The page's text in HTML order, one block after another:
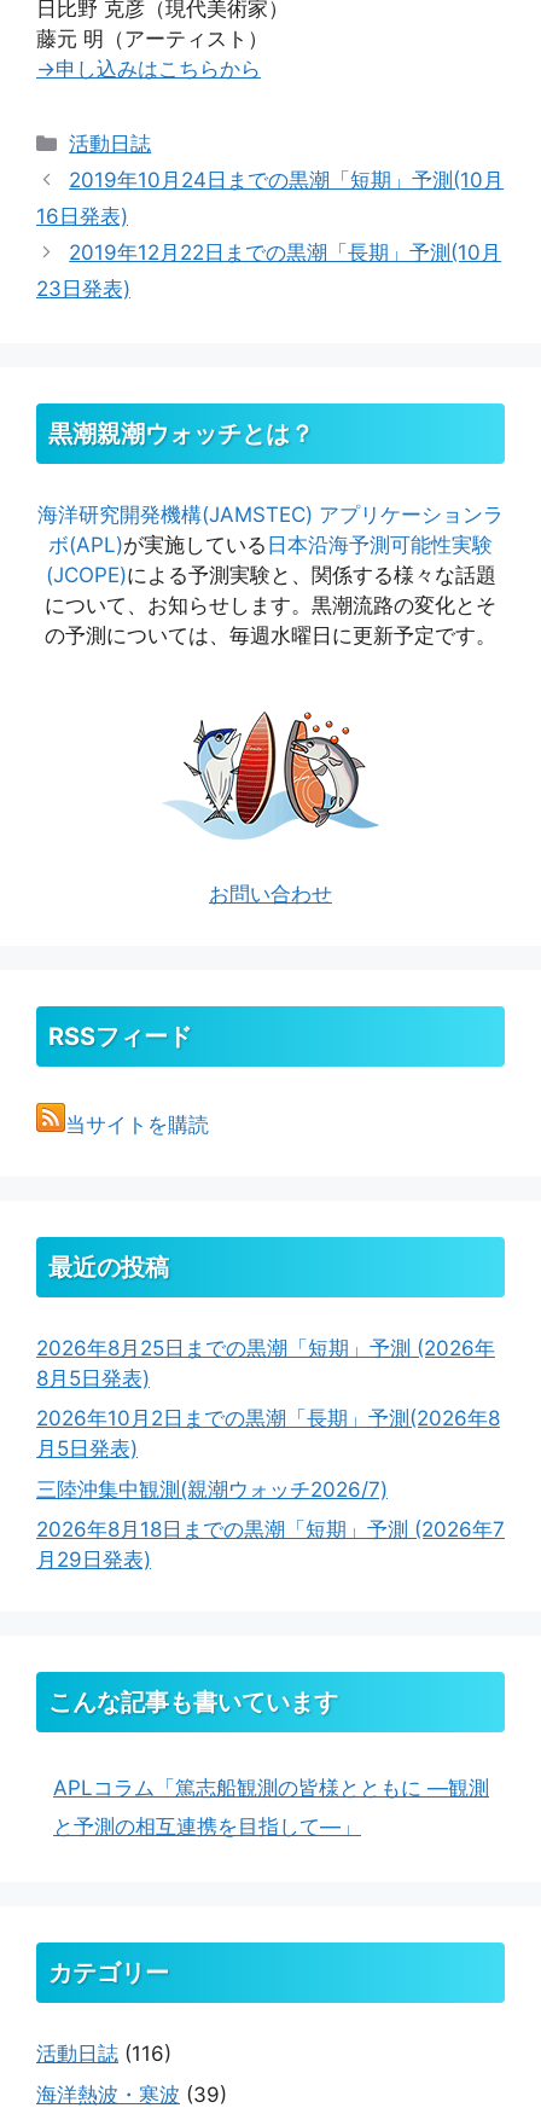
日比野 克彦（現代美術家）
藤元 明（アーティスト）
→申し込みはこちらから
カ
テ
リ
ー
活動日誌
2019年10月24日までの黒潮「短期」予測(10月
16日発表)
2019年12月22日までの黒潮「長期」予測(10月
23日発表)
黒潮親潮ウォッチとは？
海洋研究開発機構(JAMSTEC) アプリケーションラ
ボ(APL)が実施している 日本沿海予測可能性実験
(JCOPE)による予測実験と、関係する様々な話題
について、お知らせします。黒潮流路の変化とそ
の予測については、毎週水曜日に更新予定です。
お問い合わせ
RSSフィード
当サイトを購読
最近の投稿
2026年8月25日までの黒潮「短期」予測 (2026年
8月5日発表)
2026年10月2日までの黒潮「長期」予測(2026年8
月5日発表)
三陸沖集中観測(親潮ウォッチ2026/7)
2026年8月18日までの黒潮「短期」予測 (2026年7
月29日発表)
こんな記事も書いています
APLコラム「篤志船観測の皆様とともに ―観測
と予測の相互連携を目指して―」
カテゴリー
活動日誌 (116)
海洋熱波・寒波 (39)